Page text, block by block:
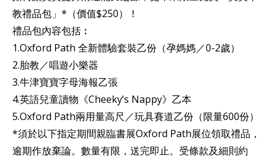
教禮品包」*（價值$250）！
禮品包內容包括︰
1.Oxford Path 全新體驗套裝乙份（孕媽媽／0-2歲）
2.胎教／唱遊小樂器
3.牛津寶寶字母海報乙張
4.英語兒童讀物《Cheeky’s Nappy》乙本
5.Oxford Path兩用量高尺／玩具賽道乙份（限量600份）
*須於以下指定期間親臨書展Oxford Path展位領取禮品，
逾期作放棄論。數量有限，送完即止。受條款及細則約